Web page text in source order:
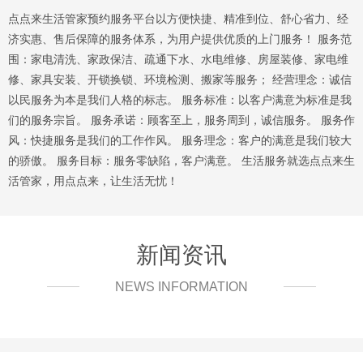
点点来生活管家预约服务平台以方便快捷、精准到位、舒心省力、经
济实惠、售后保障的服务体系，为用户提供优质的上门服务！ 服务范
围：家电清洗、家政保洁、疏通下水、水电维修、房屋装修、家电维
修、家具安装、开锁换锁、环境检测、搬家等服务； 经营理念：诚信
以民服务为本是我们人格的标志。 服务标准：以客户满意为标准是我
们的服务宗旨。 服务承诺：顾客至上，服务周到，诚信服务。 服务作
风：快捷服务是我们的工作作风。 服务理念：客户的满意是我们较大
的骄傲。 服务目标：服务零缺陷，客户满意。 生活服务就选点点来生
活管家，用点点来，让生活无忧！
新闻资讯
NEWS INFORMATION